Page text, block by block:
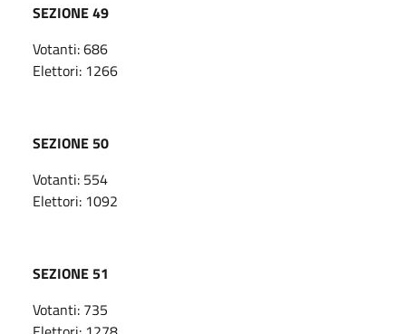
SEZIONE 49
Votanti: 686
Elettori: 1266
SEZIONE 50
Votanti: 554
Elettori: 1092
SEZIONE 51
Votanti: 735